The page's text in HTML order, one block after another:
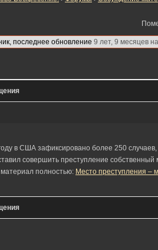
последнее обновление9 лет, 9 месяцев
в США зафиксировано более 250
совершить преступление собственный
материал полностью: Место преступления –